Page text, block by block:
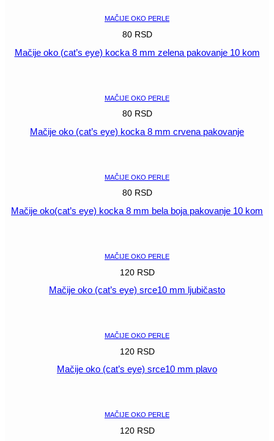
MAČIJE OKO PERLE
80 RSD
Mačije oko (cat’s eye) kocka 8 mm zelena pakovanje 10 kom
MAČIJE OKO PERLE
80 RSD
Mačije oko (cat’s eye) kocka 8 mm crvena pakovanje
MAČIJE OKO PERLE
80 RSD
Mačije oko(cat’s eye) kocka 8 mm bela boja pakovanje 10 kom
MAČIJE OKO PERLE
120 RSD
Mačije oko (cat’s eye) srce10 mm ljubičasto
MAČIJE OKO PERLE
120 RSD
Mačije oko (cat’s eye) srce10 mm plavo
MAČIJE OKO PERLE
120 RSD